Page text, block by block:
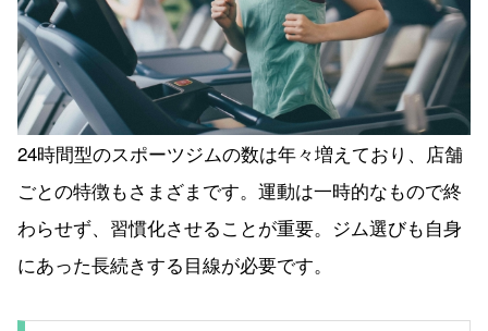
24時間型のスポーツジムの数は年々増えており、店舗
ごとの特徴もさまざまです。運動は一時的なもので終
わらせず、習慣化させることが重要。ジム選びも自身
にあった長続きする目線が必要です。